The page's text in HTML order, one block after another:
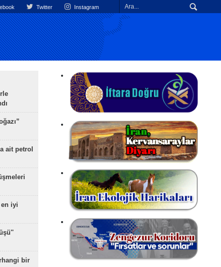
Twitter Instagram
ait petrol
iyi
bir